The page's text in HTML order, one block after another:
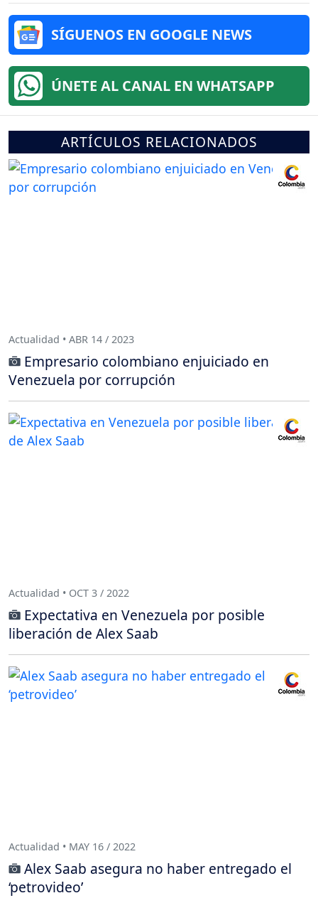
SÍGUENOS EN GOOGLE NEWS
ÚNETE AL CANAL EN WHATSAPP
ARTÍCULOS RELACIONADOS
Actualidad • ABR 14 / 2023
Empresario colombiano enjuiciado en
Venezuela por corrupción
Actualidad • OCT 3 / 2022
Expectativa en Venezuela por posible
liberación de Alex Saab
Actualidad • MAY 16 / 2022
Alex Saab asegura no haber entregado el
‘petrovideo’